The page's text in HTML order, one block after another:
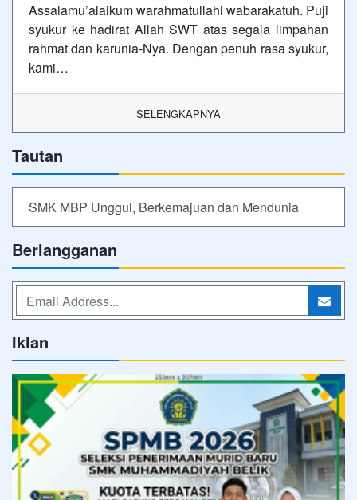
Assalamu’alaikum warahmatullahi wabarakatuh. Puji
syukur ke hadirat Allah SWT atas segala limpahan
rahmat dan karunia-Nya. Dengan penuh rasa syukur,
kami…
SELENGKAPNYA
Tautan
SMK MBP Unggul, Berkemajuan dan Mendunia
Berlangganan
Iklan